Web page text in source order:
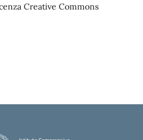
Creative Commons